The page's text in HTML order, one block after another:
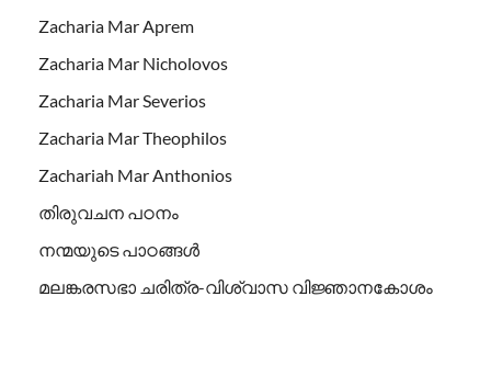
Zacharia Mar Aprem
Zacharia Mar Nicholovos
Zacharia Mar Severios
Zacharia Mar Theophilos
Zachariah Mar Anthonios
തിരുവചന പഠനം
നന്മയുടെ പാഠങ്ങള്‍
മലങ്കരസഭാ ചരിത്ര-വിശ്വാസ വിജ്ഞാനകോശം